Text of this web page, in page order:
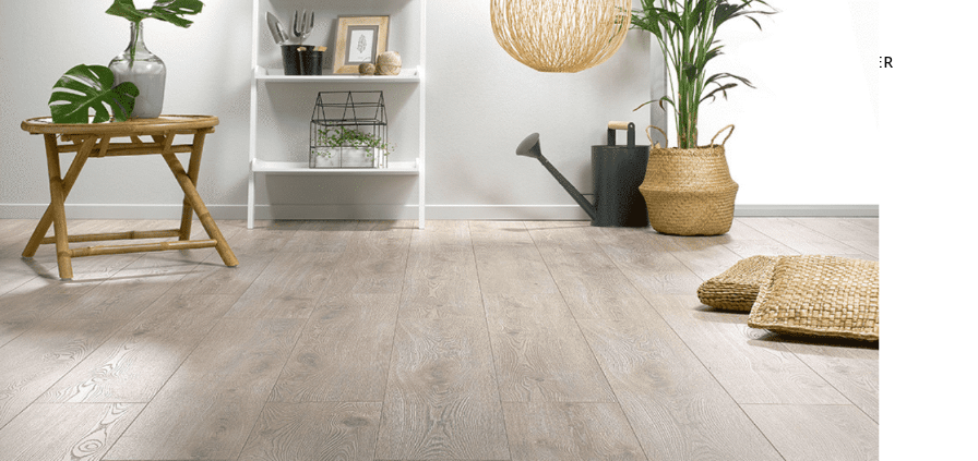
CARRELAGEPARQUET MEILLEURES VENTESOFFRE WEBNOUS CONTACTER